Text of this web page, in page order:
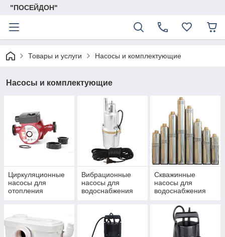
"ПОСЕЙДОН"
Товары и услуги Насосы и комплектующие
Насосы и комплектующие
Циркуляционные
насосы для
отопления
Вибрационные
насосы для
водоснабжения
Скважинные
насосы для
водоснабжения